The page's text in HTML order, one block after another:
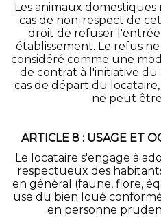
Les animaux domestiques
cas de non-respect de
droit de refuser
établissement. Le refus
considéré comme une
de contrat à l'initiative
cas de départ du
ne peut
ARTICLE 8 : USAGE ET
Le locataire s'engage à
respectueux des
en général (faune, flore,
use du bien loué
en personne